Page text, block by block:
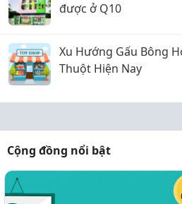
được ở Q10
Xu Hướng Gấu Bông
Thuột Hiện Nay
Cộng đồng nổi bật